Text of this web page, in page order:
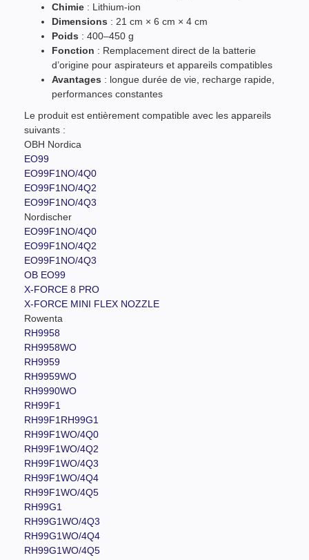
Chimie : Lithium-ion
Dimensions : 21 cm × 6 cm × 4 cm
Poids : 400–450 g
Fonction : Remplacement direct de la batterie
d’origine pour aspirateurs et appareils compatibles
Avantages : longue durée de vie, recharge rapide,
performances constantes
Le produit est entièrement compatible avec les appareils
suivants :
OBH Nordica
EO99
EO99F1NO/4Q0
EO99F1NO/4Q2
EO99F1NO/4Q3
Nordischer
EO99F1NO/4Q0
EO99F1NO/4Q2
EO99F1NO/4Q3
OB EO99
X-FORCE 8 PRO
X-FORCE MINI FLEX NOZZLE
Rowenta
RH9958
RH9958WO
RH9959
RH9959WO
RH9990WO
RH99F1
RH99F1RH99G1
RH99F1WO/4Q0
RH99F1WO/4Q2
RH99F1WO/4Q3
RH99F1WO/4Q4
RH99F1WO/4Q5
RH99G1
RH99G1WO/4Q3
RH99G1WO/4Q4
RH99G1WO/4Q5